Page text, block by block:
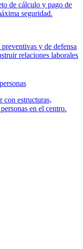
de cálculo y pago de
seguridad.
y de defensa
relaciones laborales
con estructuras,
en el centro.